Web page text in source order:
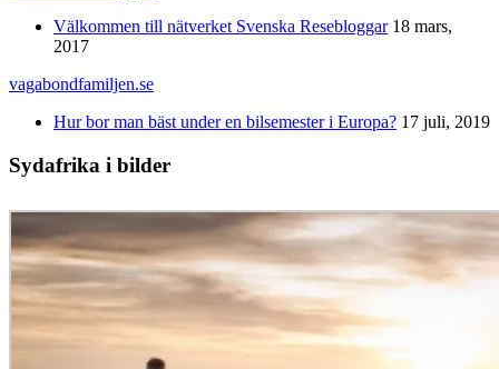
Välkommen till nätverket Svenska Resebloggar 18 mars,
2017
vagabondfamiljen.se
Hur bor man bäst under en bilsemester i Europa? 17 juli, 2019
Sydafrika i bilder